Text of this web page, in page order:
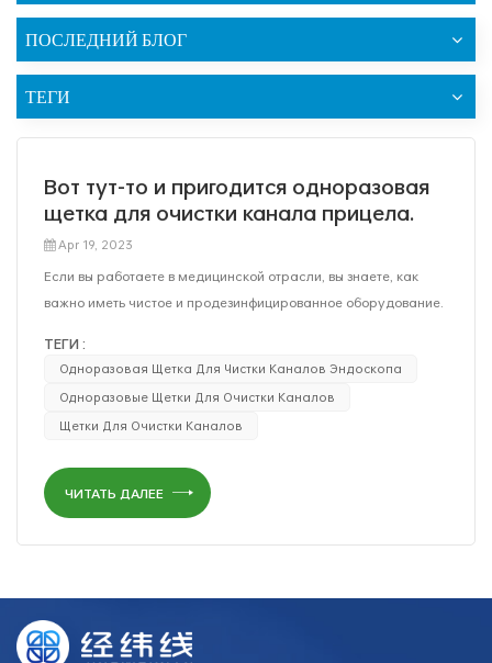
ПОСЛЕДНИЙ БЛОГ
ТЕГИ
Вот тут-то и пригодится одноразовая
щетка для очистки канала прицела.
Apr 19, 2023
Если вы работаете в медицинской отрасли, вы знаете, как
важно иметь чистое и продезинфицированное оборудование.
чистоте может стать проблемой. Вот где Одноразовая щетка
для очистки канала прицела приходит в. Эти инновационные
чистящие средства предназначены для того, чтобы помочь
вам содержать эндоскопы в чистоте и гигиеничности с
преимуществ использования Одноразовые щетки для чистки
каналов: Простота в использовании: одноразовый прицел
каналу эндоскопа для тщательной очистки. Эффективная
очистка. Эти щетки специально разработаны для очистки
ТЕГИ :
Одноразовая Щетка Для Чистки Каналов Эндоскопа
Одноразовые Щетки Для Очистки Каналов
Щетки Для Очистки Каналов
ЧИТАТЬ ДАЛЕЕ